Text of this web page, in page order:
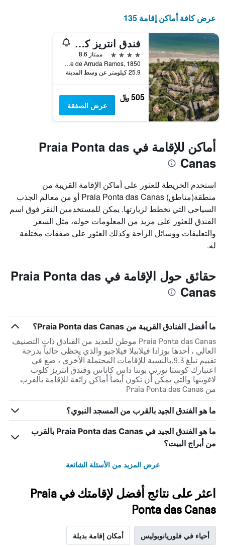
عرض كافة أماكن إقامة 135
فندق انتريز كلوب لاغوينها
4 نجوم
ممتاز 8.6
Estrada Jornalista Jaime de Arruda Ramos, 1850, فلوريانوبوليس, البرازيل
25.9 كيلومتر عن وسط المدينة
505 ﷼
عرض الصفقة
أماكن للإقامة في Praia Ponta das
Canas
استخدم الخريطة للعثور على أماكن الإقامة القريبة من
منطقة(مناطق) Praia Ponta das Canas أو من معالم الجذب
السياحي التي تخطط لزيارتها. يمكن للمستخدمين النقر فوق اسم
الفندق للعثور على مزيد من المعلومات حوله، مثل السعر
والتعليقات ووسائل الراحة وكذلك العثور على صفقات مختلفة
له.
حقائق حول الإقامة في Praia Ponta das
Canas
ما أفضل الفنادق القريبة من Praia Ponta das Canas؟
Praia Ponta das Canas موطن للعديد من الفنادق ذات التصنيف
العالي ، أحدها بوزادا فيلابيلا فيلاجيو والذي يحظى حالياً بدرجة
تقييم تبلغ 9.3.بالنسبة للإقامات المحتملة الأخرى ، ضع في
اعتبارك كوستا نورتي بونتا داس كاناس وفندق انتريز كلوب
لاغوينها والتي يمكن أن تكون أيضاً أماكن رائعة للإقامة بالقرب
من Praia Ponta das Canas
ما هو الفندق الجيد بالقرب من المسجد النبوي؟
ما هو الفندق الجيد في Praia Ponta das Canas بالقرب
من أبراج البيت؟
عرض المزيد من الأسئلة الشائعة
اعثر على نتائج أفضل لإقامتك في Praia
Ponta das Canas
أحياء في فلوريانوبوليس أمكان إقامة بديلة